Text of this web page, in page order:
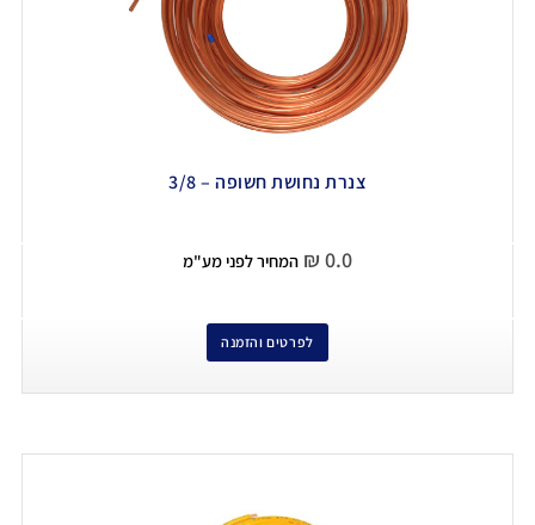
צנרת נחושת חשופה – 3/8
₪ 0.0 המחיר לפני מע"מ
לפרטים והזמנה